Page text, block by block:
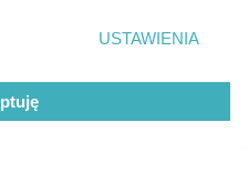
ustawień prywatności
rogu strony
nie wymagają zgody
się takiemu
miały zastosowanie tylko
USTAWIENIA